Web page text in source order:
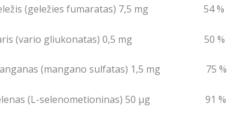
(geležies fumaratas) 7,5 mg 54 %
(vario gliukonatas) 0,5 mg 50 %
(mangano sulfatas) 1,5 mg 75 %
(L-selenometioninas) 50 μg 91 %